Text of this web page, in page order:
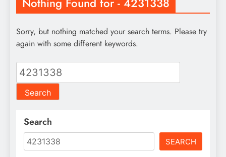
Sorry, but nothing matched your search terms. Please try
again with some different keywords.
Search
for:
Search
SEARCH